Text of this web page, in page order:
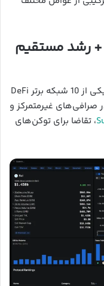
1. افزایش فعالیت‌های DeFi + رشد مستقیم
اکوسیستم سویی در کمتر از یک سال به یکی از 10 شبکه برتر DeFi
غیرمتمرکز و
، تقاضا برای توکن‌های